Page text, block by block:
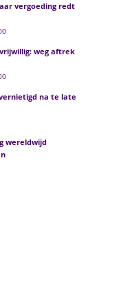
vergoeding redt
weg aftrek
na te late
wereldwijd